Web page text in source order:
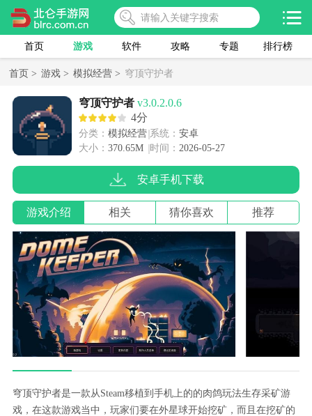
首页 游戏 软件 攻略 专题 排行榜
首页 > 游戏 > 模拟经营 > 穹顶守护者
穹顶守护者 v3.0.2.0.6
4分
分类： 模拟经营 系统： 安卓
大小： 370.65M 时间： 2026-05-27
安卓手机下载
游戏介绍 相关 猜你喜欢 推荐
穹顶守护者是一款从Steam移植到手机上的的肉鸽玩法生存采矿游
戏，在这款游戏当中，玩家们要在外星球开始挖矿，而且在挖矿的